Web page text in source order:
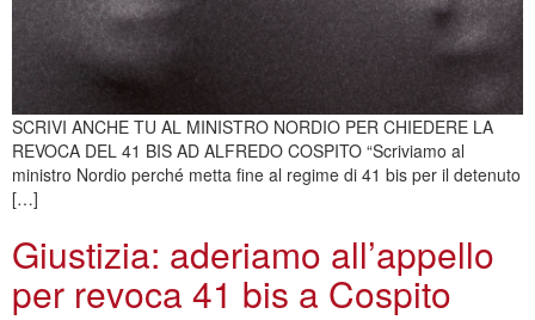
SCRIVI ANCHE TU AL MINISTRO NORDIO PER CHIEDERE LA
REVOCA DEL 41 BIS AD ALFREDO COSPITO “Scriviamo al
ministro Nordio perché metta fine al regime di 41 bis per il detenuto
[…]
Giustizia: aderiamo all’appello
per revoca 41 bis a Cospito